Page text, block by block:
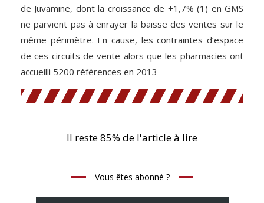
de Juvamine, dont la croissance de +1,7% (1) en GMS
ne parvient pas à enrayer la baisse des ventes sur le
même périmètre. En cause, les contraintes d’espace
de ces circuits de vente alors que les pharmacies ont
accueilli 5200 références en 2013
Il reste 85% de l'article à lire
Vous êtes abonné ?